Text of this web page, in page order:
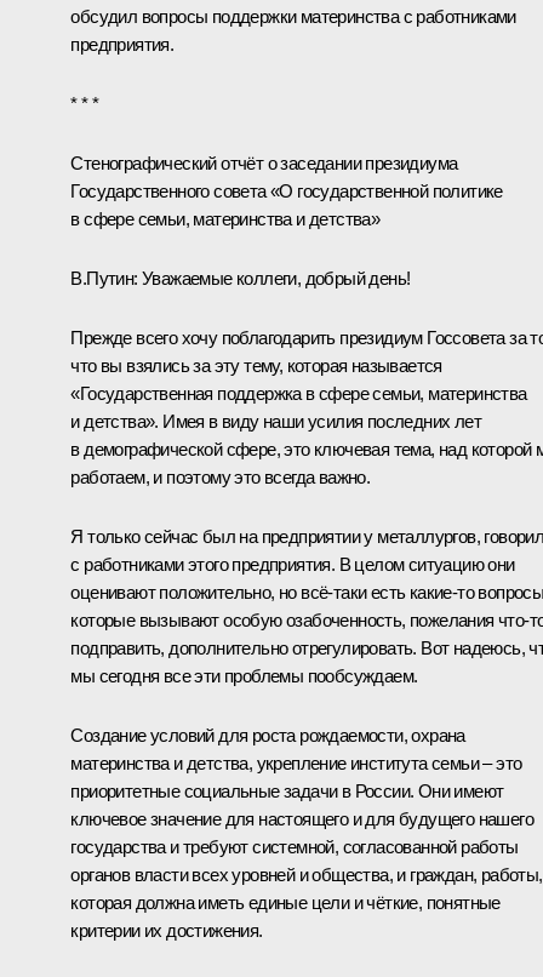
обсудил вопросы поддержки материнства с работниками
предприятия.
* * *
Стенографический отчёт о заседании президиума
Государственного совета «О государственной политике
в сфере семьи, материнства и детства»
В.Путин: Уважаемые коллеги, добрый день!
Прежде всего хочу поблагодарить президиум Госсовета за
что вы взялись за эту тему, которая называется
«Государственная поддержка в сфере семьи, материнства
и детства». Имея в виду наши усилия последних лет
в демографической сфере, это ключевая тема, над которой
работаем, и поэтому это всегда важно.
Я только сейчас был на предприятии у металлургов,
с работниками этого предприятия. В целом ситуацию они
оценивают положительно, но всё‑таки есть какие‑то
которые вызывают особую озабоченность, пожелания
подправить, дополнительно отрегулировать. Вот надеюсь,
мы сегодня все эти проблемы пообсуждаем.
Создание условий для роста рождаемости, охрана
материнства и детства, укрепление института семьи – это
приоритетные социальные задачи в России. Они имеют
ключевое значение для настоящего и для будущего нашего
государства и требуют системной, согласованной работы
органов власти всех уровней и общества, и граждан, работы,
которая должна иметь единые цели и чёткие, понятные
критерии их достижения.